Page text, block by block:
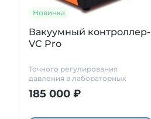
Новинка
Вакуумный контроллер-
VC Pro
Точного регулирования
давления в лабораторных
установках
185 000 ₽